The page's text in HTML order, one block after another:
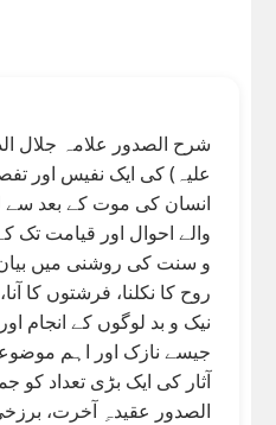
شرح الصدور علامہ جلال
علیہ) کی ایک نفیس اور
انسان کی موت کے بعد سے
والے احوال اور قیامت
و سنت کی روشنی میں
روح کا نکلنا، فرشتوں کا
نیک و بد لوگوں کے انجام
جیسے نازک اور اہم
آثار کی ایک بڑی تعداد
الصدور عقیدہِ آخرت،